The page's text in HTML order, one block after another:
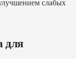
слабых
для